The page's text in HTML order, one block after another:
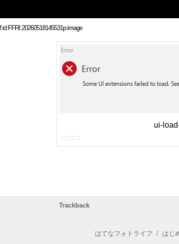
ui-
Trackback
はてなフォトライフ / はじ